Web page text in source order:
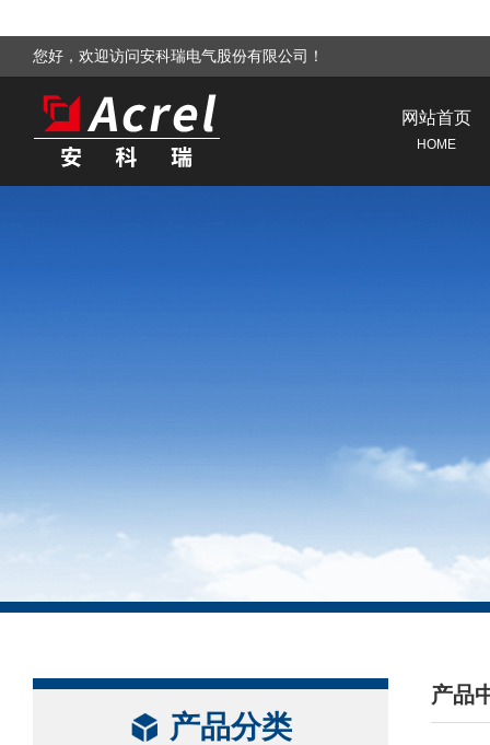
您好，欢迎访问安科瑞电气股份有限公司！
网站首页
HOME
产品分类
产品
/